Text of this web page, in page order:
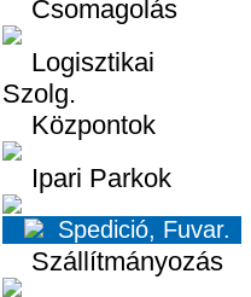
Csomagolás
Logisztikai
Szolg.
Központok
Ipari Parkok
Spedició, Fuvar.
Szállítmányozás